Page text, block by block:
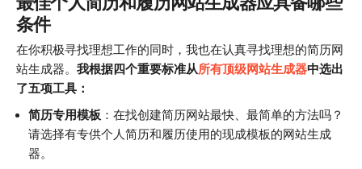
条件
在你积极寻找理想工作的同时，我也在认真寻找理想的简历网
站生成器。 我根据四个重要标准从所有顶级网站生成器中选出
了五项工具：
简历专用模板 ：在找创建简历网站最快、最简单的方法吗？
请选择有专供个人简历和履历使用的现成模板的网站生成
器。